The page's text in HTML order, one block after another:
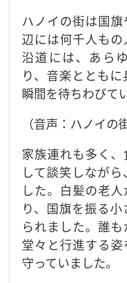
ハノイの街は国
辺には何千人もの
沿道には、あら
り、音楽ととも
瞬間を待ちわびて
（音声：ハノイの
家族連れも多く
して談笑しなが
した。白髪の老
り、国旗を振る
られました。誰
堂々と行進する
守っていました。